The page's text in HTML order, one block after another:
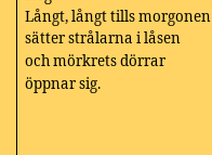
Långt, långt tills morgonen
sätter strålarna i låsen
och mörkrets dörrar
öppnar sig.